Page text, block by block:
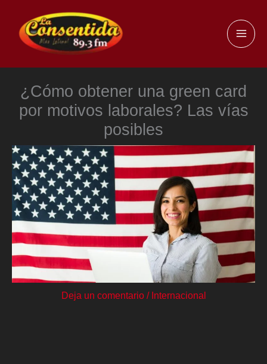
contenido
¿Cómo obtener una green card
por motivos laborales? Las vías
posibles
Deja un comentario / Internacional